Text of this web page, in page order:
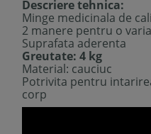
Descriere tehnica:
Minge medicinala de
2 manere pentru o
Suprafata aderenta
Greutate: 4 kg
Material: cauciuc
Potrivita pentru
corp